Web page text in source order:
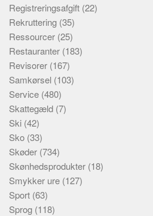
Registreringsafgift (22)
Rekruttering (35)
Ressourcer (25)
Restauranter (183)
Revisorer (167)
Samkørsel (103)
Service (480)
Skattegæld (7)
Ski (42)
Sko (33)
Skøder (734)
Skønhedsprodukter (18)
Smykker ure (127)
Sport (63)
Sprog (118)